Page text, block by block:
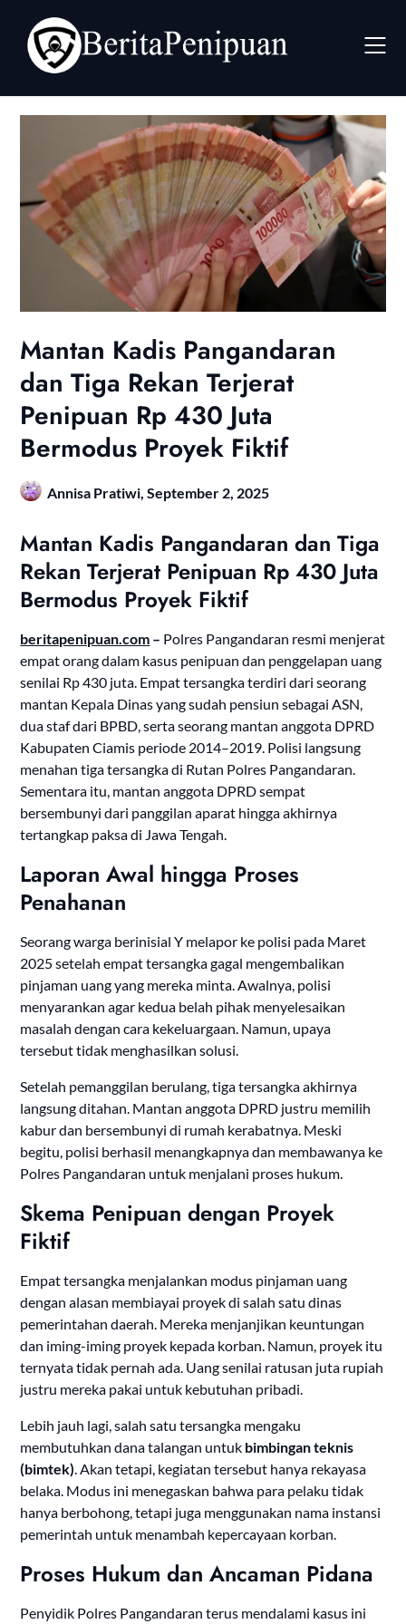
content
Mantan Kadis Pangandaran
dan Tiga Rekan Terjerat
Penipuan Rp 430 Juta
Bermodus Proyek Fiktif
Annisa Pratiwi,September 2, 2025
Mantan Kadis Pangandaran dan Tiga
Rekan Terjerat Penipuan Rp 430 Juta
Bermodus Proyek Fiktif
beritapenipuan.com – Polres Pangandaran resmi menjerat
empat orang dalam kasus penipuan dan penggelapan uang
senilai Rp 430 juta. Empat tersangka terdiri dari seorang
mantan Kepala Dinas yang sudah pensiun sebagai ASN,
dua staf dari BPBD, serta seorang mantan anggota DPRD
Kabupaten Ciamis periode 2014–2019. Polisi langsung
menahan tiga tersangka di Rutan Polres Pangandaran.
Sementara itu, mantan anggota DPRD sempat
bersembunyi dari panggilan aparat hingga akhirnya
tertangkap paksa di Jawa Tengah.
Laporan Awal hingga Proses
Penahanan
Seorang warga berinisial Y melapor ke polisi pada Maret
2025 setelah empat tersangka gagal mengembalikan
pinjaman uang yang mereka minta. Awalnya, polisi
menyarankan agar kedua belah pihak menyelesaikan
masalah dengan cara kekeluargaan. Namun, upaya
tersebut tidak menghasilkan solusi.
Setelah pemanggilan berulang, tiga tersangka akhirnya
langsung ditahan. Mantan anggota DPRD justru memilih
kabur dan bersembunyi di rumah kerabatnya. Meski
begitu, polisi berhasil menangkapnya dan membawanya ke
Polres Pangandaran untuk menjalani proses hukum.
Skema Penipuan dengan Proyek
Fiktif
Empat tersangka menjalankan modus pinjaman uang
dengan alasan membiayai proyek di salah satu dinas
pemerintahan daerah. Mereka menjanjikan keuntungan
dan iming-iming proyek kepada korban. Namun, proyek itu
ternyata tidak pernah ada. Uang senilai ratusan juta rupiah
justru mereka pakai untuk kebutuhan pribadi.
Lebih jauh lagi, salah satu tersangka mengaku
membutuhkan dana talangan untuk bimbingan teknis
(bimtek) . Akan tetapi, kegiatan tersebut hanya rekayasa
belaka. Modus ini menegaskan bahwa para pelaku tidak
hanya berbohong, tetapi juga menggunakan nama instansi
pemerintah untuk menambah kepercayaan korban.
Proses Hukum dan Ancaman Pidana
Penyidik Polres Pangandaran terus mendalami kasus ini